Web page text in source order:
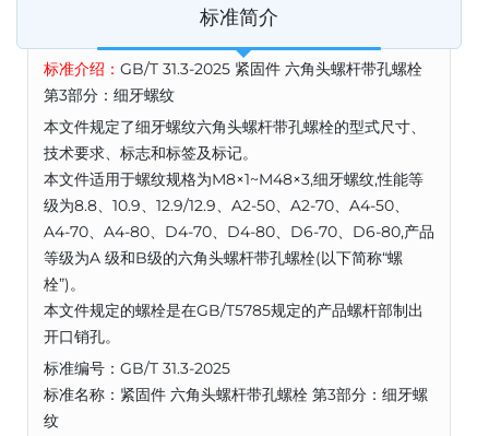
标准简介
标准介绍： GB/T 31.3-2025 紧固件 六角头螺杆带孔螺栓
第3部分：细牙螺纹
本文件规定了细牙螺纹六角头螺杆带孔螺栓的型式尺寸、
技术要求、标志和标签及标记。
本文件适用于螺纹规格为M8×1~M48×3,细牙螺纹,性能等
级为8.8、10.9、12.9/12.9、A2-50、A2-70、A4-50、
A4-70、A4-80、D4-70、D4-80、D6-70、D6-80,产品
等级为A 级和B级的六角头螺杆带孔螺栓(以下简称“螺
栓”)。
本文件规定的螺栓是在GB/T5785规定的产品螺杆部制出
开口销孔。
标准编号：GB/T 31.3-2025
标准名称：紧固件 六角头螺杆带孔螺栓 第3部分：细牙螺
纹